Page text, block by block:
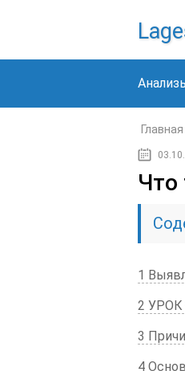
Главная
Что
1
2 УРОК
3
4